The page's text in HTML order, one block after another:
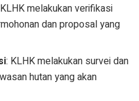
melakukan verifikasi
dan proposal yang
: KLHK melakukan survei dan
hutan yang akan